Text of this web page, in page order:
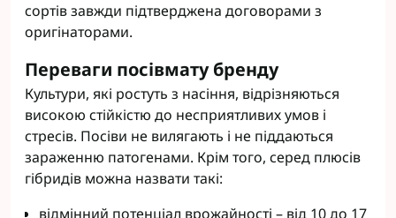
сортів завжди підтверджена договорами з
оригінаторами.
Переваги посівмату бренду
Культури, які ростуть з насіння, відрізняються
високою стійкістю до несприятливих умов і
стресів. Посіви не вилягають і не піддаються
зараженню патогенами. Крім того, серед плюсів
гібридів можна назвати такі:
відмінний потенціал врожайності – від 10 до 17